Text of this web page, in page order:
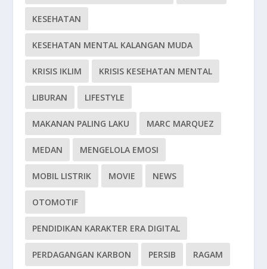
KESEHATAN
KESEHATAN MENTAL KALANGAN MUDA
KRISIS IKLIM KRISIS KESEHATAN MENTAL
LIBURAN LIFESTYLE
MAKANAN PALING LAKU MARC MARQUEZ
MEDAN MENGELOLA EMOSI
MOBIL LISTRIK MOVIE NEWS
OTOMOTIF
PENDIDIKAN KARAKTER ERA DIGITAL
PERDAGANGAN KARBON PERSIB RAGAM